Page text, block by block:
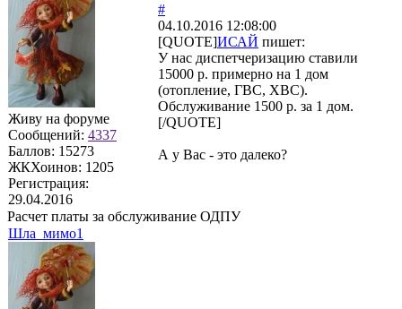
Живу на форуме
Сообщений: 4337
Баллов: 15273
ЖКХоинов: 1205
Регистрация:
29.04.2016
#
04.10.2016 12:08:00
[QUOTE]ИСАЙ пишет:
У нас диспетчеризацию ставили
15000 р. примерно на 1 дом
(отопление, ГВС, ХВС).
Обслуживание 1500 р. за 1 дом.
[/QUOTE]
А у Вас - это далеко?
Расчет платы за обслуживание ОДПУ
Шла_мимо1